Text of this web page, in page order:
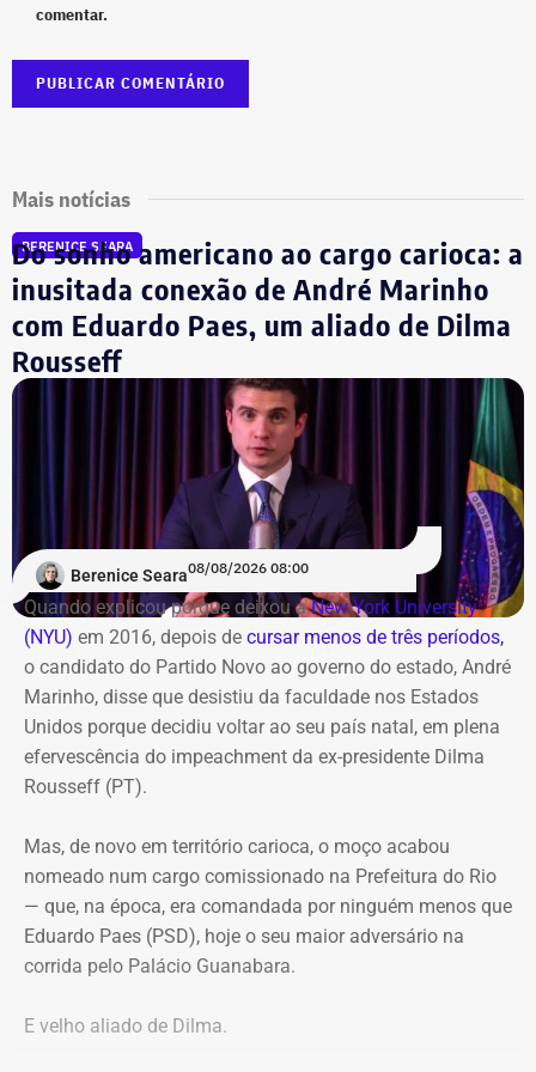
comentar.
Mais notícias
BERENICE SEARA
Do sonho americano ao cargo carioca: a
inusitada conexão de André Marinho
com Eduardo Paes, um aliado de Dilma
Rousseff
Berenice Seara08/08/2026 08:00
Quando explicou porque deixou aNew York University
(NYU) em 2016, depois de cursar menos de três períodos,
o candidato do Partido Novo ao governo do estado, André
Marinho, disse que desistiu da faculdade nos Estados
Unidos porque decidiu voltar ao seu país natal, em plena
efervescência do impeachment da ex-presidente Dilma
Rousseff (PT).
Mas, de novo em território carioca, o moço acabou
nomeado num cargo comissionado na Prefeitura do Rio
— que, na época, era comandada por ninguém menos que
Eduardo Paes (PSD), hoje o seu maior adversário na
corrida pelo Palácio Guanabara.
E velho aliado de Dilma.